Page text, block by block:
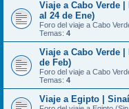
Viaje a Cabo Verde
al 24 de Ene)
Foro del viaje a Cabo
Temas: 4
Viaje a Cabo Verde
de Feb)
Foro del viaje a Cabo
Temas: 4
Viaje a Egipto |